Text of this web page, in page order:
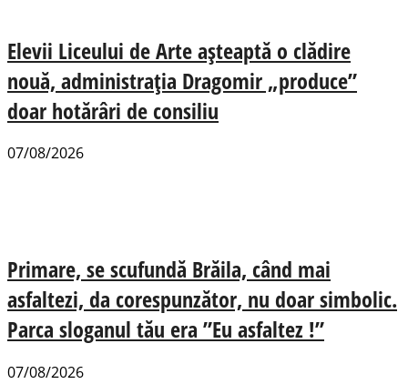
Elevii Liceului de Arte așteaptă o clădire
nouă, administrația Dragomir „produce”
doar hotărâri de consiliu
07/08/2026
Primare, se scufundă Brăila, când mai
asfaltezi, da corespunzător, nu doar simbolic.
Parca sloganul tău era ”Eu asfaltez !”
07/08/2026